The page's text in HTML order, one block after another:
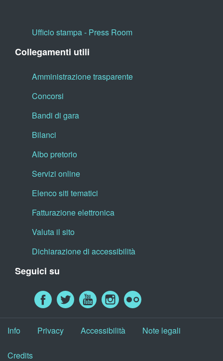
Ufficio stampa - Press Room
Collegamenti utili
Amministrazione trasparente
Concorsi
Bandi di gara
Bilanci
Albo pretorio
Servizi online
Elenco siti tematici
Fatturazione elettronica
Valuta il sito
Dichiarazione di accessibilità
Seguici su
Info Privacy Accessibilità Note legali
Credits